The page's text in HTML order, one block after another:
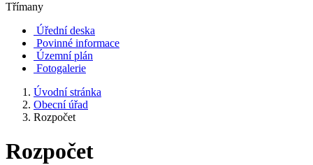
Třímany
Úřední deska
Povinné informace
Územní plán
Fotogalerie
Úvodní stránka
Obecní úřad
Rozpočet
Rozpočet